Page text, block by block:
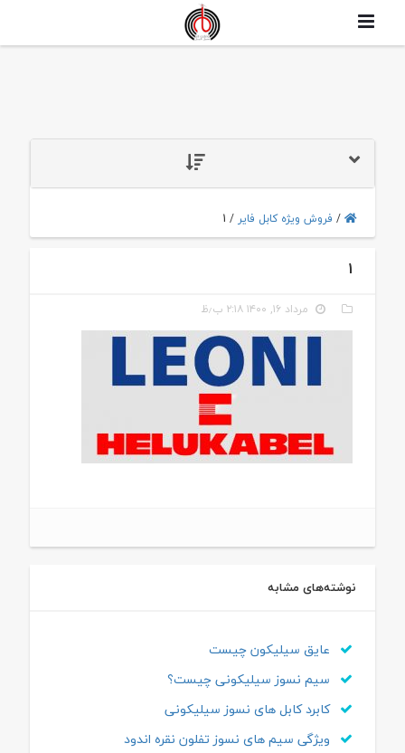
/ فروش ویژه کابل فایر /
1
1
مرداد ۱۶, ۱۴۰۰ ۲:۱۸ ب٫ظ
نوشته‌های مشابه
عایق سیلیکون چیست
سیم نسوز سیلیکونی چیست؟
کابرد کابل های نسوز سیلیکونی
ویژگی سیم های نسوز تفلون نقره اندود